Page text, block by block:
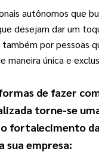
autônomos que
desejam dar um
por pessoas
maneira única e
torne-se
fortalecimento
sua empresa: